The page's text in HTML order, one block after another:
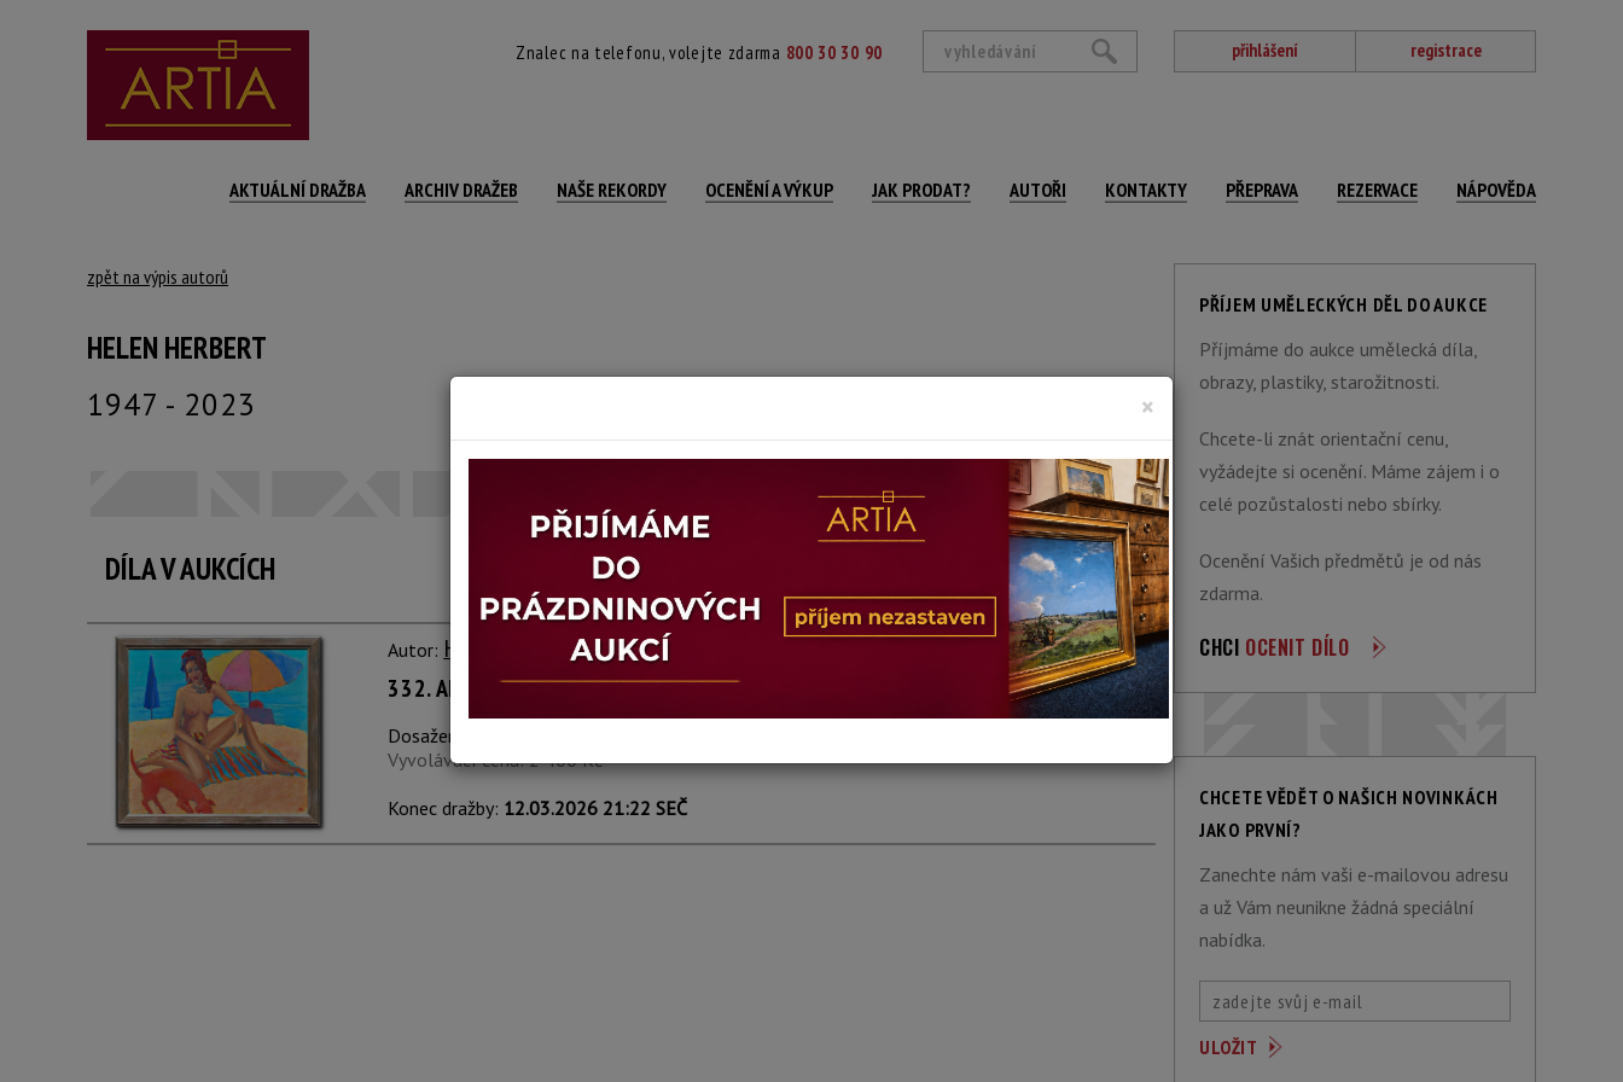
Znalec na telefonu, volejte zdarma 800 30 30 90 přihlášení registrace
AKTUÁLNÍ DRAŽBA ARCHIV DRAŽEB NAŠE REKORDY OCENĚNÍ A VÝKUP JAK PRODAT? AUTOŘI KONTAKTY PŘEPRAVA REZERVACE NÁPOVĚDA
zpět na výpis autorů
HELEN HERBERT
1947 - 2023
DÍLA V AUKCÍCH
Autor: Helen Herbert
332. AKT NA PLÁŽI
Dosažená cena:
Vyvolávací cena: 2 400 Kč
Konec dražby: 12.03.2026 21:22 SEČ
VÍCE INFORMACÍ
PŘÍJEM UMĚLECKÝCH DĚL DO AUKCE
Příjmáme do aukce umělecká díla,
obrazy, plastiky, starožitnosti.
Chcete-li znát orientační cenu,
vyžádejte si ocenění. Máme zájem i o
celé pozůstalosti nebo sbírky.
Ocenění Vašich předmětů je od nás
zdarma.
CHCI OCENIT DÍLO
CHCETE VĚDĚT O NAŠICH NOVINKÁCH
JAKO PRVNÍ?
Zanechte nám vaši e-mailovou adresu
a už Vám neunikne žádná speciální
nabídka.
×